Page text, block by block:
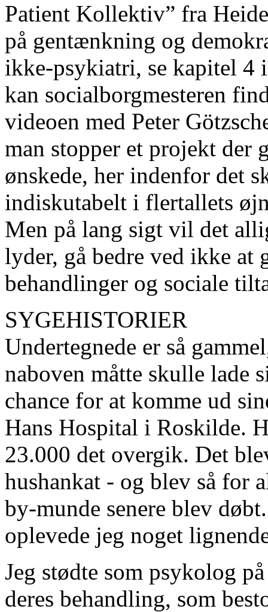
Patient Kollektiv” fra
på gentænkning og
ikke-psykiatri, se kapitel 4
kan socialborgmesteren
videoen med Peter
man stopper et projekt der
ønskede, her indenfor det
indiskutabelt i flertallets
Men på lang sigt vil det
lyder, gå bedre ved ikke at
behandlinger og sociale
SYGEHISTORIER
Undertegnede er så
naboven måtte skulle lade
chance for at komme ud
Hans Hospital i Roskilde.
23.000 det overgik. Det
hushankat - og blev så for
by-munde senere blev
oplevede jeg noget
Jeg stødte som psykolog
deres behandling, som